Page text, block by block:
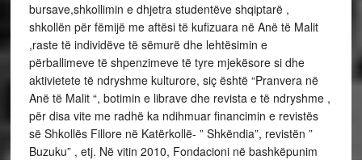
bursave,shkollimin e dhjetra studentëve shqiptarë ,
shkollën për fëmijë me aftësi të kufizuara në Anë të Malit
,raste të individëve të sëmurë dhe lehtësimin e
përballimeve të shpenzimeve të tyre mjekësore si dhe
aktivietete të ndryshme kulturore, siç është “Pranvera në
Anë të Malit “, botimin e librave dhe revista e të ndryshme ,
për disa vite me radhë ka ndihmuar financimin e revistës
së Shkollës Fillore në Katërkollë- ” Shkëndia”, revistën ”
Buzuku” , etj. Në vitin 2010, Fondacioni në bashkëpunim